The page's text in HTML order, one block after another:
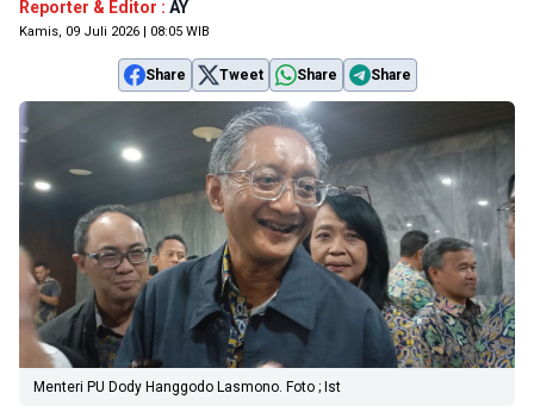
Reporter & Editor : AY
Kamis, 09 Juli 2026 | 08:05 WIB
Share Tweet Share Share
Menteri PU Dody Hanggodo Lasmono. Foto ; Ist